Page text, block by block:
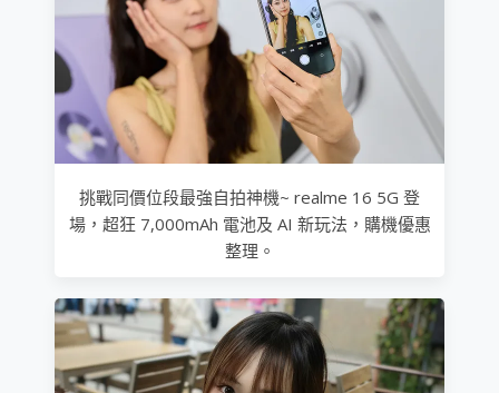
挑戰同價位段最強自拍神機~ realme 16 5G 登
場，超狂 7,000mAh 電池及 AI 新玩法，購機優惠
整理。